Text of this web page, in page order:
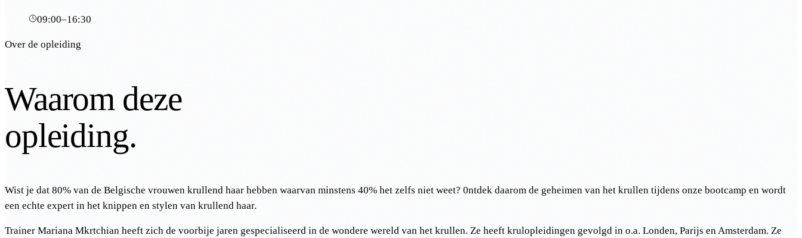
09:00–16:30
Over de opleiding
Waarom deze
opleiding.
Wist je dat 80% van de Belgische vrouwen krullend haar hebben waarvan minstens 40% het zelfs niet weet? 0ntdek daarom de geheimen van het krullen tijdens onze bootcamp en wordt
een echte expert in het knippen en stylen van krullend haar.
Trainer Mariana Mkrtchian heeft zich de voorbije jaren gespecialiseerd in de wondere wereld van het krullen. Ze heeft krulopleidingen gevolgd in o.a. Londen, Parijs en Amsterdam. Ze